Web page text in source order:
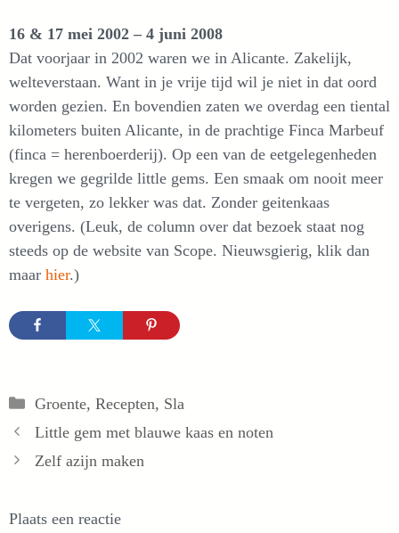
16 & 17 mei 2002 – 4 juni 2008
Dat voorjaar in 2002 waren we in Alicante. Zakelijk,
welteverstaan. Want in je vrije tijd wil je niet in dat oord
worden gezien. En bovendien zaten we overdag een tiental
kilometers buiten Alicante, in de prachtige Finca Marbeuf
(finca = herenboerderij). Op een van de eetgelegenheden
kregen we gegrilde little gems. Een smaak om nooit meer
te vergeten, zo lekker was dat. Zonder geitenkaas
overigens. (Leuk, de column over dat bezoek staat nog
steeds op de website van Scope. Nieuwsgierig, klik dan
maar hier.)
Categorieën
Groente, Recepten, Sla
Little gem met blauwe kaas en noten
Zelf azijn maken
Plaats een reactie